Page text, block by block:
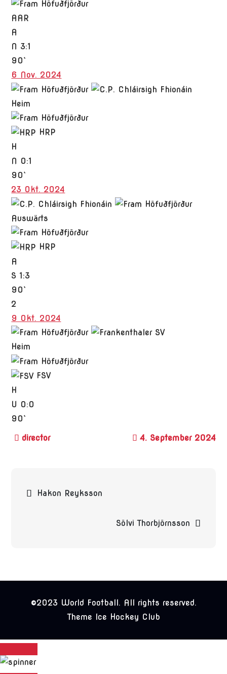
AAR
A
N 3:1
90`
6 Nov. 2024
Heim
HRP
H
N 0:1
90`
23 Okt. 2024
Auswärts
HRP
A
S 1:3
90`
2
9 Okt. 2024
Heim
FSV
H
U 0:0
90`
4. September 2024
Hakon Reyksson
Sölvi Thorbjörnsson
©2023 World Football. All rights reserved.
Theme Ice Hockey Club